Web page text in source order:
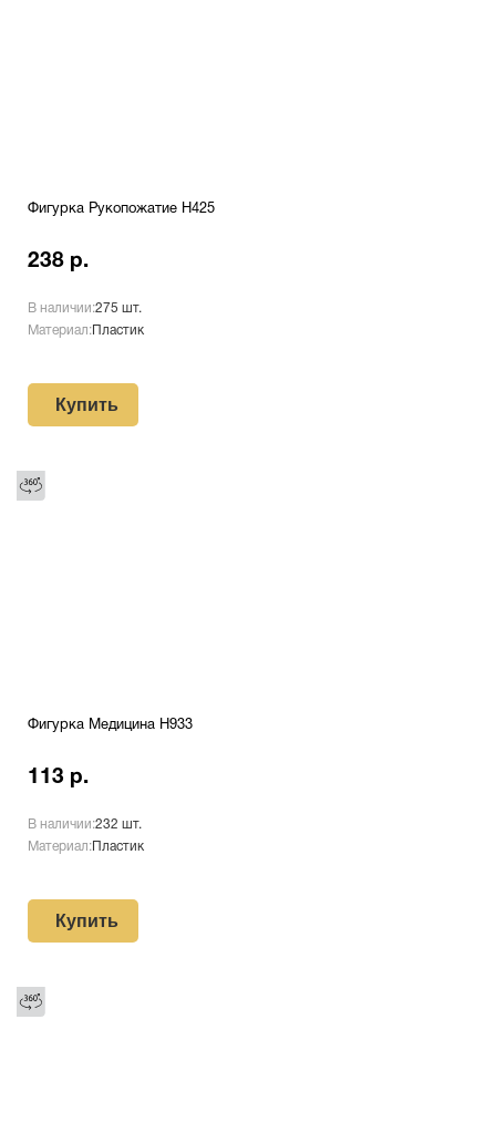
Фигурка Рукопожатие H425
238 р.
В наличии:275 шт.
Материал: Пластик
Купить
Фигурка Медицина H933
113 р.
В наличии:232 шт.
Материал: Пластик
Купить